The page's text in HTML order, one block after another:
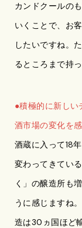
カンドクールの
いくことで、お
したいですね。
るところまで持
●積極的に新しい
酒市場の変化を
酒蔵に入って18
変わってきてい
く」の醸造所も
うに感じますね
造は30ヵ国ほど